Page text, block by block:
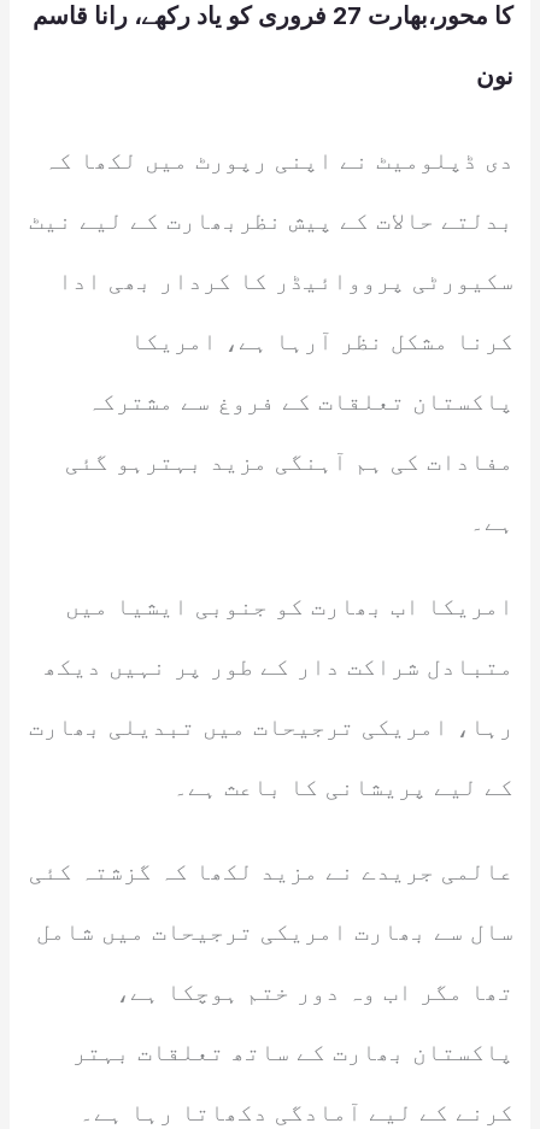
کا محور،بھارت 27 فروری کو یاد رکھے، رانا قاسم
نون
دی ڈپلومیٹ نے اپنی رپورٹ میں لکھا کہ
بدلتے حالات کے پیش نظربھارت کے لیے نیٹ
سکیورٹی پرووائیڈر کا کردار بھی ادا
کرنا مشکل نظر آرہا ہے، امریکا
پاکستان تعلقات کے فروغ سے مشترکہ
مفادات کی ہم آہنگی مزید بہترہو گئی
ہے۔
امریکا اب بھارت کو جنوبی ایشیا میں
متبادل شراکت دار کے طور پر نہیں دیکھ
رہا، امریکی ترجیحات میں تبدیلی بھارت
کے لیے پریشانی کا باعث ہے۔
عالمی جریدے نے مزید لکھا کہ گزشتہ کئی
سال سے بھارت امریکی ترجیحات میں شامل
تھا مگر اب وہ دور ختم ہوچکا ہے،
پاکستان بھارت کے ساتھ تعلقات بہتر
کرنے کے لیے آمادگی دکھاتا رہا ہے۔